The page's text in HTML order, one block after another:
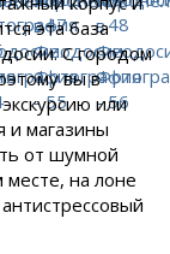
эта база
С городом
вы в
или
и магазины
от шумной
на лоне